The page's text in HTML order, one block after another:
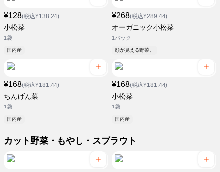
¥128(税込¥138.24)
小松菜
1袋
国内産
¥268(税込¥289.44)
オーガニック小松菜
1パック
顔が見える野菜。
¥168(税込¥181.44)
ちんげん菜
1袋
国内産
¥168(税込¥181.44)
小松菜
1袋
国内産
カット野菜・もやし・スプラウト